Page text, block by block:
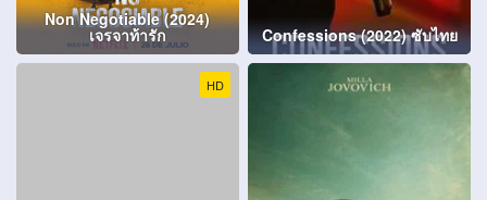
Non Negotiable (2024)
เจรจาท้ารัก Confessions (2022) ซับไทย
HD